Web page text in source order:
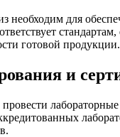
необходим для
готовой продукции.
и